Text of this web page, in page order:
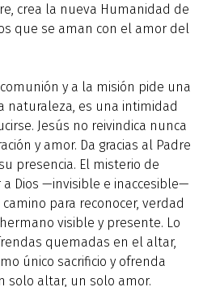
crea la nueva Humanidad de
que se aman con el amor del
y a la misión pide una
naturaleza, es una intimidad
Jesús no reivindica nunca
y amor. Da gracias al Padre
presencia. El misterio de
Dios —invisible e inaccesible—
para reconocer, verdad
visible y presente. Lo
quemadas en el altar,
único sacrificio y ofrenda
solo altar, un solo amor.